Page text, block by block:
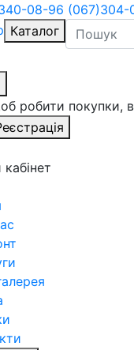
08-96 (067)304-
Каталог
робити покупки,